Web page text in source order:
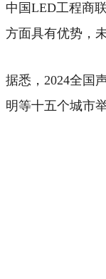
中国LED工程商
方面具有优势，
据悉，2024全国
明等十五个城市